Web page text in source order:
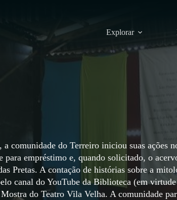
Explorar
comunidade do Terreiro iniciou suas ações
para empréstimo e, quando solicitado, o
Pretas. A contação de histórias sobre a
canal do YouTube da Biblioteca (em
do Teatro Vila Velha. A comunidade